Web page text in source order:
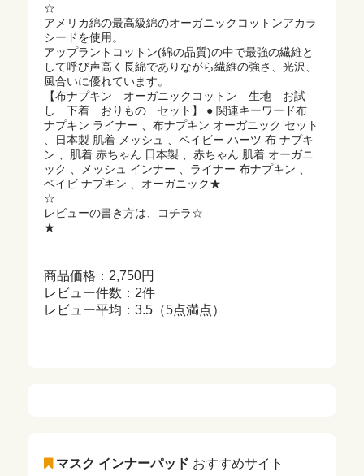
☆
アメリカ綿の最高級綿のオーガニックコットンアカラ
シードを使用。
アップラントコットン(綿の品質)の中で最強の繊維と
して呼び声高く長綿でありながら繊維の強さ、光沢、
風合いに優れています。
【布ナプキン オーガニックコットン 生地 お試
し 下着 おりもの セット】 ● 関連キーワード布
ナプキン ライナー 、布ナプキン オーガニック セット
、日本製 肌着 メッシュ 、ベイビー ハーツ 布 ナプキ
ン 、肌着 赤ちゃん 日本製 、赤ちゃん 肌着 オーガニ
ック 、メッシュ インナー 、ライナー 布ナプキン 、
ベイビ ナプキン 、オーガニック★
☆
レビューの書き方は、コチラ☆
★
商品価格：2,750円
レビュー件数：2件
レビュー平均：3.5（5点満点）
マスク インナーパッド おすすめサイト